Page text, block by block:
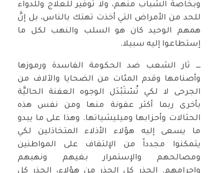
وبخاصة الشباب منهم، ولا توفير للعلاج وللدواء
للحد من الأمراض التي أخذت تهتك بالناس، بل إنَّ
همهم الوحيد كان هو السلب والنهب لكل ما
إستطاعوا إليه سبيلا.
ـــ ثار الشعب ضد الحكومة الفاسدة ورموزها
وأصنامها وقدم المئات من الضحايا والآلاف من
الجرحى لا لكي تُسْتَبْدَل الوجوه العفنة الحاليَّة
بأخرى ربما أكثر عفونة منها ومن نفس هذه
الحثالات وأحزابها وميليشياتها. وهذا على ما يبدو
ما يسعى إليه هؤلاء الأذلاء المتخاذلين لكي
يتمكنوا مجدداً من الإلتفاف على المواطنين
ومصالحهم والإستمرار بغيهم ونهبهم
وإجرامهم. الحذر كل الحذر من هؤلاء، الحذر كل